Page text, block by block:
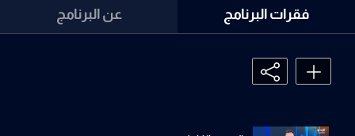
فقرات البرنامج عن البرنامج